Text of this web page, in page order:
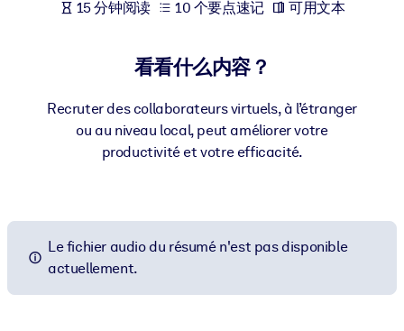
利用可靠、结构化的知识为您的人工智能系统提供动力，以改善输
15 分钟阅读 10 个要点速记 可用文本
看看什么内容？
Recruter des collaborateurs virtuels, à l’étranger
ou au niveau local, peut améliorer votre
productivité et votre efficacité.
Le fichier audio du résumé n'est pas disponible
actuellement.